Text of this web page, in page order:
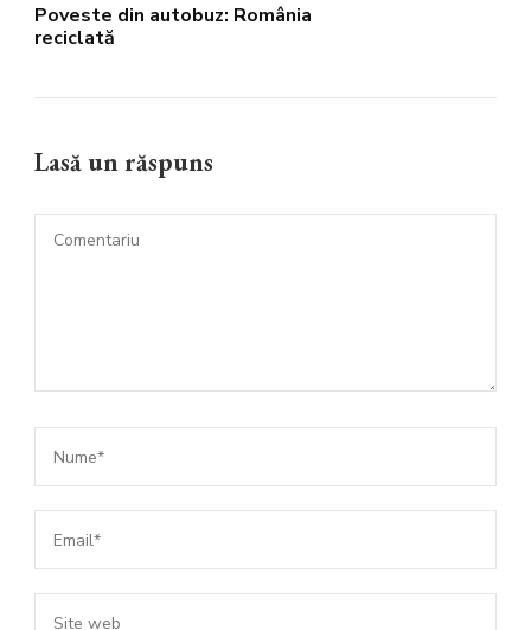
Poveste din autobuz: România
reciclată
Lasă un răspuns